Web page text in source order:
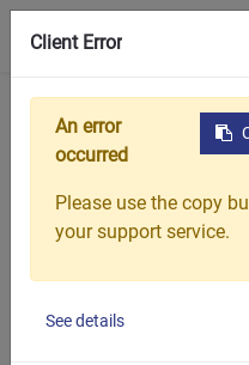
首頁 產品 美規鎖緊墊
美規鎖緊墊圈
進興精工（CHIN SING
別，能滿足全球市場多樣
Client Error
An error
occurred
Please use the copy
your support service.
See details